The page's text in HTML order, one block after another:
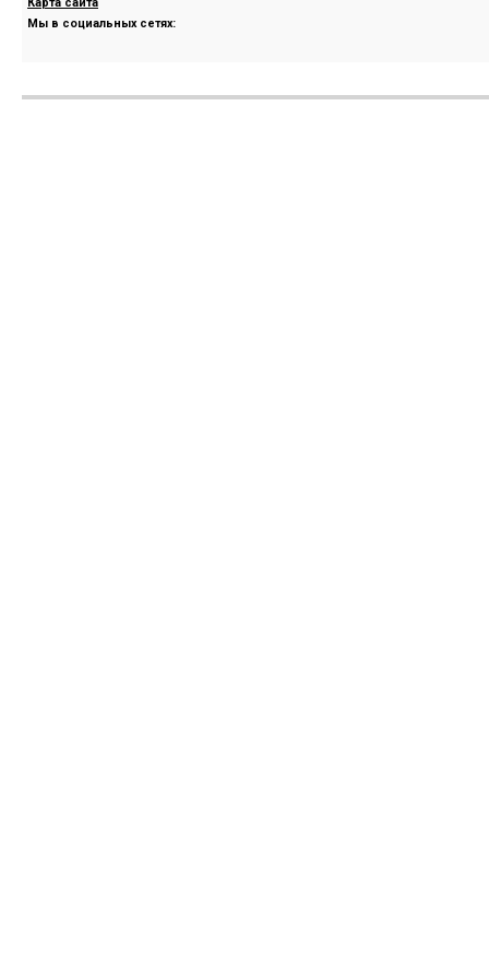
Карта сайта
Мы в социальных сетях: